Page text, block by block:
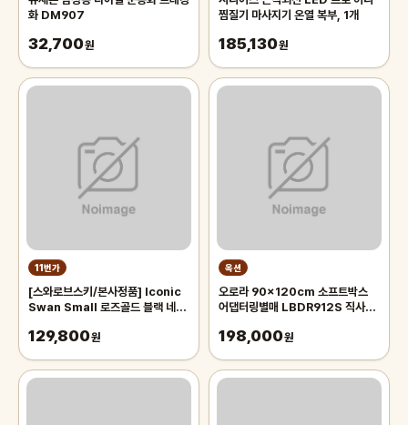
화 DM907
32,700원
찜질기 마사지기 온열 복부, 1개
185,130원
11번가
[스와로브스키/본사정품] Iconic
Swan Small 로즈골드 블랙 네크
129,800원
옥션
오로라 90x120cm 소프트박스
어댑터링별매 LBDR912S 직사각
오로라 90x120
198,000원